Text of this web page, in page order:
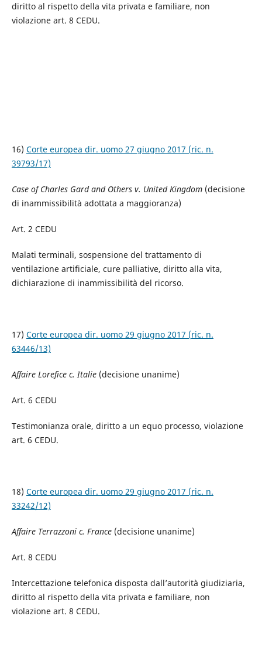
diritto al rispetto della vita privata e familiare, non
violazione art. 8 CEDU.
16) Corte europea dir. uomo 27 giugno 2017 (ric. n.
39793/17)
Case of Charles Gard and Others v. United Kingdom(decisione
di inammissibilità adottata a maggioranza)
Art. 2 CEDU
Malati terminali, sospensione del trattamento di
ventilazione artificiale, cure palliative, diritto alla vita,
dichiarazione di inammissibilità del ricorso.
17) Corte europea dir. uomo 29 giugno 2017 (ric. n.
63446/13)
Affaire Lorefice c. Italie(decisione unanime)
Art. 6 CEDU
Testimonianza orale, diritto a un equo processo, violazione
art. 6 CEDU.
18) Corte europea dir. uomo 29 giugno 2017 (ric. n.
33242/12)
Affaire Terrazzoni c. France(decisione unanime)
Art. 8 CEDU
Intercettazione telefonica disposta dall’autorità giudiziaria,
diritto al rispetto della vita privata e familiare, non
violazione art. 8 CEDU.